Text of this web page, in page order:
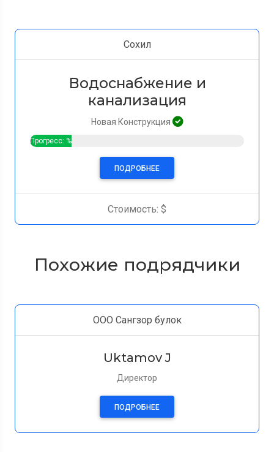
Сохил
Водоснабжение и
канализация
Новая Конструкция
Прогресс: %
ПОДРОБНЕЕ
Стоимость: $
Похожие подрядчики
ООО Сангзор булок
Uktamov J
Директор
ПОДРОБНЕЕ